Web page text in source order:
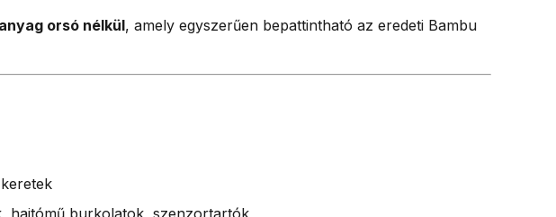
orsó nélkül, amely egyszerűen bepattintható az eredeti Bambu
hajtómű burkolatok, szenzortartók